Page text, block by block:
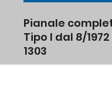
Pianale
Tipo I dal 8/
1303